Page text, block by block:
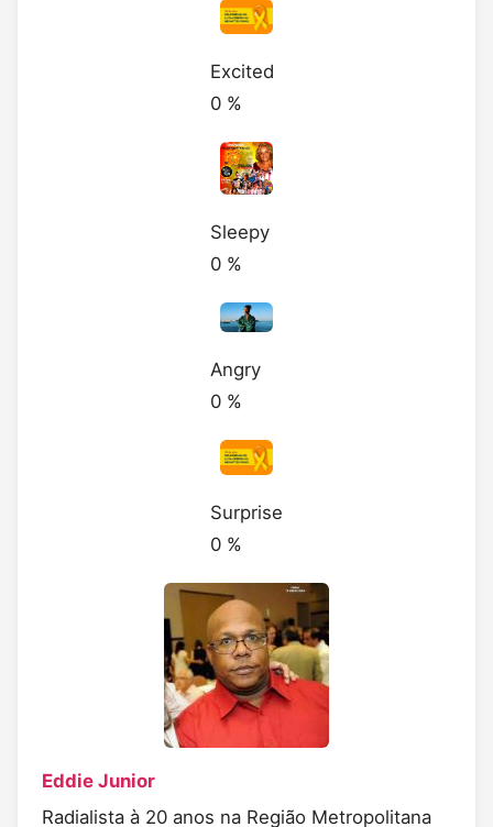
Excited
0 %
Sleepy
0 %
Angry
0 %
Surprise
0 %
Eddie Junior
Radialista à 20 anos na Região Metropolitana